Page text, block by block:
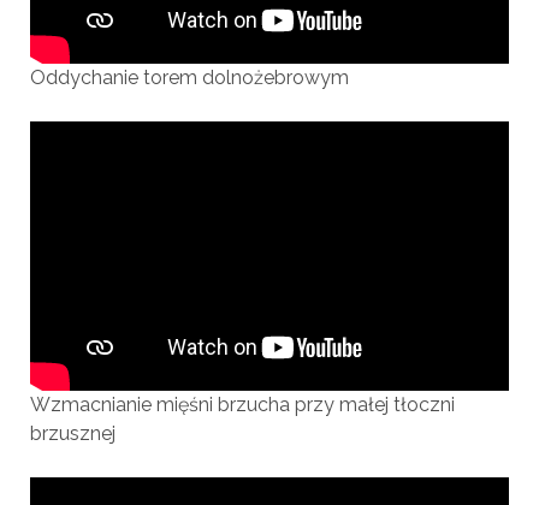
Oddychanie torem dolnożebrowym
Wzmacnianie mięśni brzucha przy małej tłoczni
brzusznej